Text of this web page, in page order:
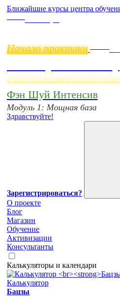
Ближайшие курсы центра
Начало практики
пространство, работающее
Фэн Шуй Интенсив
Модуль 1: Мощная база
Здравствуйте!
Зарегистрироваться?
О проекте
Блог
Магазин
Обучение
Активизации
Консультанты
Калькуляторы и календари
Калькулятор
Бацзы